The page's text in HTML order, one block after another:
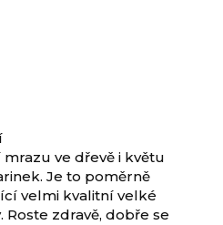
ve dřevě i květu
Je to poměrně
velmi kvalitní velké
Roste zdravě, dobře se